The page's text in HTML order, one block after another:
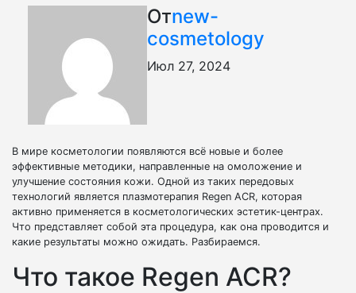
Отnew-
cosmetology
Июл 27, 2024
В мире косметологии появляются всё новые и более
эффективные методики, направленные на омоложение и
улучшение состояния кожи. Одной из таких передовых
технологий является плазмотерапия Regen ACR, которая
активно применяется в косметологических эстетик-центрах.
Что представляет собой эта процедура, как она проводится и
какие результаты можно ожидать. Разбираемся.
Что такое Regen ACR?